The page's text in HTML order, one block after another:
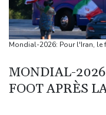
Sécheresse : en
deux
Au moins 16 morts
destructions dans
Wall Street attentiste
Mondial-2026: Pour l'Iran,
MONDIAL-
FOOT APRÈS